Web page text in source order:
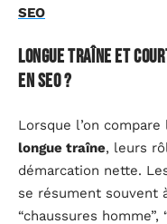
SEO
Longue traîne et
en SEO ?
Lorsque l’on compare
longue traîne, leurs
démarcation nette.
se résument souvent
“chaussures